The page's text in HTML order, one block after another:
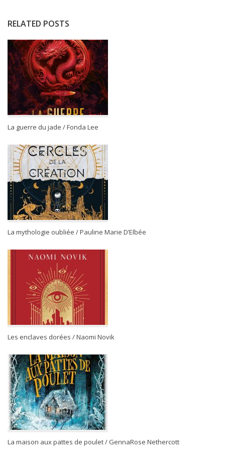
RELATED POSTS
La guerre du jade / Fonda Lee
La mythologie oubliée / Pauline Marie D’Elbée
Les enclaves dorées / Naomi Novik
La maison aux pattes de poulet / GennaRose Nethercott